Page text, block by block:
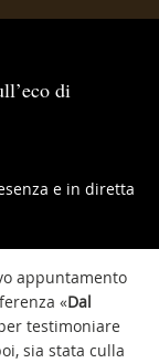
di
e in diretta
appuntamento
«Dal
testimoniare
sia stata culla